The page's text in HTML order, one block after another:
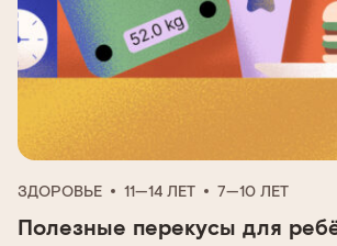
ЗДОРОВЬЕ 11—14 ЛЕТ 7—10 ЛЕТ
Полезные перекусы для